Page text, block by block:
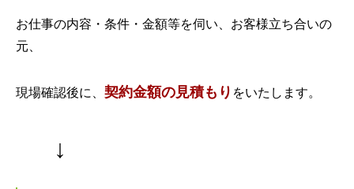
お仕事の内容・条件・金額等を伺い、お客様立ち合いの
元、
現場確認後に、 契約金額の見積もり をいたします。
↓